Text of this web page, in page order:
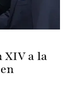
XIV a la